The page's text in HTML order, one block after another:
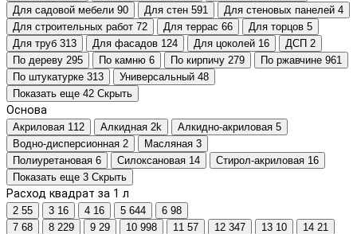
Для садовой мебели 90 Для стен 591 Для стеновых панелей 4
Для строительных работ 72 Для террас 66 Для торцов 5
Для труб 313 Для фасадов 124 Для цоколей 16 ДСП 2
По дереву 295 По камню 6 По кирпичу 279 По ржавчине 961
По штукатурке 313 Универсальный 48
Показать еще 42 Скрыть
Основа
Акриловая 112 Алкидная 2k Алкидно-акриловая 5
Водно-дисперсионная 2 Масляная 3
Полиуретановая 6 Силоксановая 14 Стирол-акриловая 16
Показать еще 3 Скрыть
Расход квадрат за 1 л
2 55 3 16 4 16 5 644 6 98
7 68 8 229 9 29 10 998 11 57 12 347 13 10 14 21